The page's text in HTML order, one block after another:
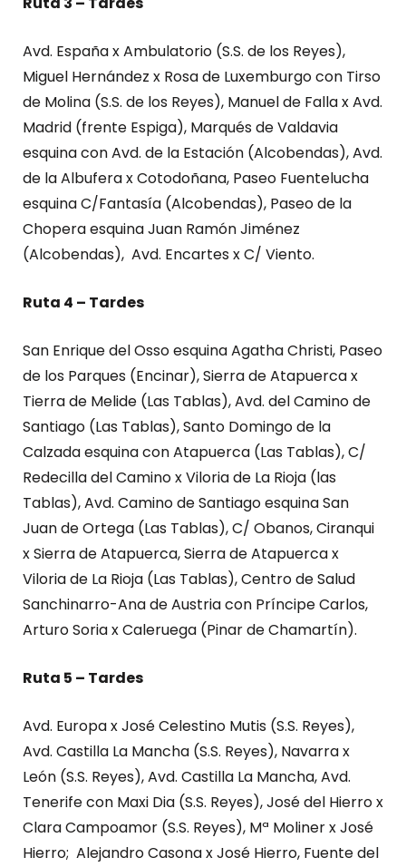
Avd. España x Ambulatorio (S.S. de los Reyes),
Miguel Hernández x Rosa de Luxemburgo con Tirso
de Molina (S.S. de los Reyes), Manuel de Falla x Avd.
Madrid (frente Espiga), Marqués de Valdavia
esquina con Avd. de la Estación (Alcobendas), Avd.
de la Albufera x Cotodoñana, Paseo Fuentelucha
esquina C/Fantasía (Alcobendas), Paseo de la
Chopera esquina Juan Ramón Jiménez
(Alcobendas), Avd. Encartes x C/ Viento.
Ruta 4 – Tardes
San Enrique del Osso esquina Agatha Christi, Paseo
de los Parques (Encinar), Sierra de Atapuerca x
Tierra de Melide (Las Tablas), Avd. del Camino de
Santiago (Las Tablas), Santo Domingo de la
Calzada esquina con Atapuerca (Las Tablas), C/
Redecilla del Camino x Viloria de La Rioja (las
Tablas), Avd. Camino de Santiago esquina San
Juan de Ortega (Las Tablas), C/ Obanos, Ciranqui
x Sierra de Atapuerca, Sierra de Atapuerca x
Viloria de La Rioja (Las Tablas), Centro de Salud
Sanchinarro-Ana de Austria con Príncipe Carlos,
Arturo Soria x Caleruega (Pinar de Chamartín).
Ruta 5 – Tardes
Avd. Europa x José Celestino Mutis (S.S. Reyes),
Avd. Castilla La Mancha (S.S. Reyes), Navarra x
León (S.S. Reyes), Avd. Castilla La Mancha, Avd.
Tenerife con Maxi Dia (S.S. Reyes), José del Hierro x
Clara Campoamor (S.S. Reyes), Mª Moliner x José
Hierro; Alejandro Casona x José Hierro, Fuente del